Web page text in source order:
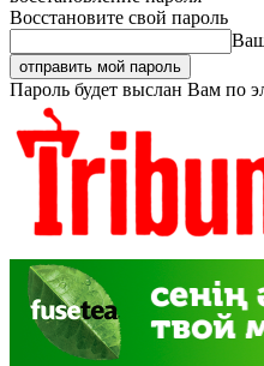
Восстановите свой пароль
Пароль будет выслан Вам по